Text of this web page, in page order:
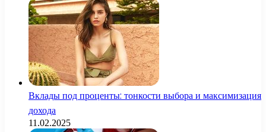
Вклады под проценты: тонкости выбора и максимизация
дохода
11.02.2025